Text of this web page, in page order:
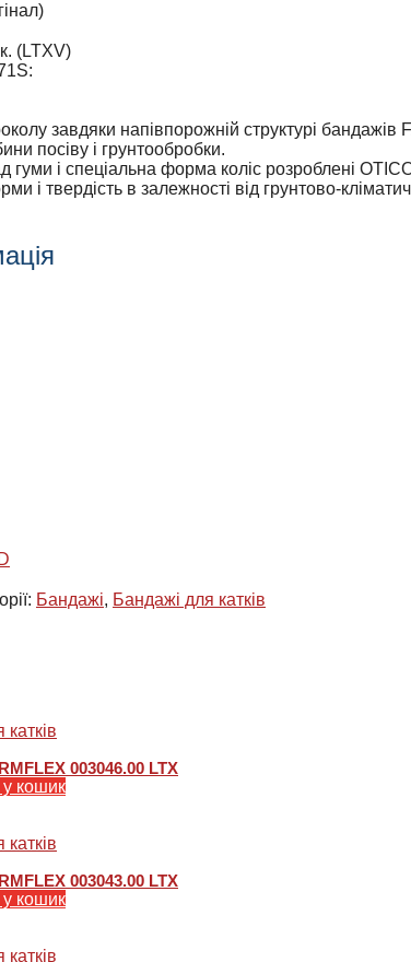
(LTXV)
завдяки напівпорожній структурі
посіву і грунтообробки.
гуми і спеціальна форма коліс розроблені
і твердість в залежності від грунтово-
Бандажі, Бандажі для катків
003046.00 LTX
кошик
003043.00 LTX
кошик